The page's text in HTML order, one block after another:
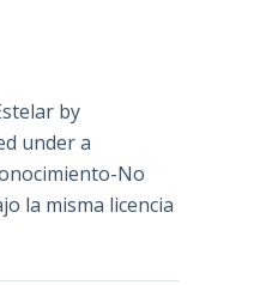
by
under a
No
la misma licencia